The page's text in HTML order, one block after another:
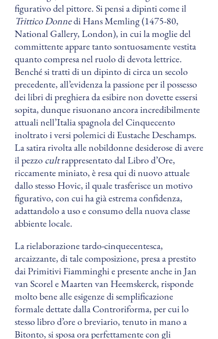
figurativo del pittore. Si pensi a dipinti come il
Trittico Donnedi Hans Memling (1475-80,
National Gallery, London), in cui la moglie del
committente appare tanto sontuosamente vestita
quanto compresa nel ruolo di devota lettrice.
Benché si tratti di un dipinto di circa un secolo
precedente, all’evidenza la passione per il possesso
dei libri di preghiera da esibire non dovette essersi
sopita, dunque risuonano ancora incredibilmente
attuali nell’Italia spagnola del Cinquecento
inoltrato i versi polemici di Eustache Deschamps.
La satira rivolta alle nobildonne desiderose di avere
il pezzocultrappresentato dal Libro d’Ore,
riccamente miniato, è resa qui di nuovo attuale
dallo stesso Hovic, il quale trasferisce un motivo
figurativo, con cui ha già estrema confidenza,
adattandolo a uso e consumo della nuova classe
abbiente locale.
La rielaborazione tardo-cinquecentesca,
arcaizzante, di tale composizione, presa a prestito
dai Primitivi Fiamminghi e presente anche in Jan
van Scorel e Maarten van Heemskerck, risponde
molto bene alle esigenze di semplificazione
formale dettate dalla Controriforma, per cui lo
stesso libro d’ore o breviario, tenuto in mano a
Bitonto, si sposa ora perfettamente con gli